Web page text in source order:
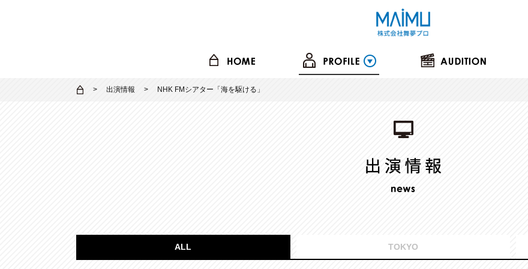
出演情報 NHK FMシアター「海を駆ける」
ALL TOKYO